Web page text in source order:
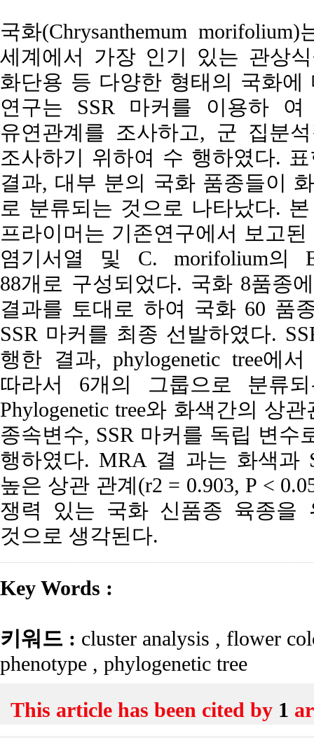
국화(Chrysanthemum
세계에서 가장 인기 있는 관상
화단용 등 다양한 형태의 국화
연구는 SSR 마커를 이용하
유연관계를 조사하고, 군 집분
조사하기 위하여 수 행하였다.
결과, 대부 분의 국화 품종들이
로 분류되는 것으로 나타났다.
프라이머는 기존연구에서 보고된
염기서열 및 C. morifolium의
88개로 구성되었다. 국화 8품종
결과를 토대로 하여 국화 60 품
SSR 마커를 최종 선발하였다.
행한 결과, phylogenetic tree에
따라서 6개의 그룹으로 분류
Phylogenetic tree와 화색간의 상
종속변수, SSR 마커를 독립 변
행하였다. MRA 결 과는 화색과
높은 상관 관계(r2 = 0.903, P <
쟁력 있는 국화 신품종 육종을
것으로 생각된다.
Key Words :
키워드 : cluster analysis , flower
phenotype , phylogenetic tree
This article has been cited by 1